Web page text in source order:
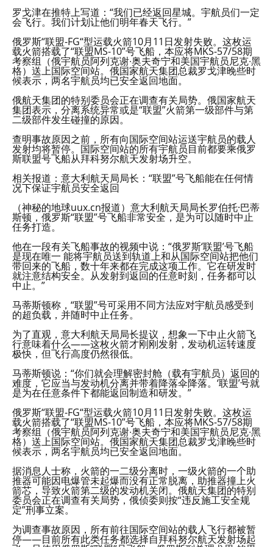
罗戈津在推特上写道：“我们已经返回星城。宇航员们一定
会飞行。我们计划让他们明年春天飞行。”
俄罗斯“联盟-FG“型运载火箭10月11日发射失败。这枚运
载火箭搭载了“联盟MS-10”号飞船，本应将MKS-57/58期
考察组（俄宇航员阿列克谢∙奥夫奇宁和美国宇航员尼克∙黑
格）送上国际空间站。俄国家航天集团总裁罗戈津晚些时
候表示，两名宇航员均已安全返回地面。
俄航天集团的特别委员会正在调查有关局势。俄国家航天
集团表示，分离系统异常或是“联盟”火箭第一级部件与第
二级部件发生碰撞的原因。
查明事故原因之前，所有向国际空间站运送宇航员的载人
发射均将暂停。国际空间站的所有宇航员目前都要乘俄罗
斯联盟号飞船从拜科努尔航天发射场升空。
相关报道：意大利航天局局长：“联盟”号飞船能在任何情
况下保证宇航员安全返回
（神秘的地球uux.cn报道）意大利航天局局长罗伯托·巴蒂
斯顿，俄罗斯“联盟”号飞船非常安全，是为可以随时中止
任务打造。
他在一段有关飞船事故的视频中说：“俄罗斯‘联盟’号飞船
是现在唯一 能将宇航员送到轨道上和从国际空间站把他们
带回来的飞船，数十年来都在完成这项工作。它在研发时
就注意结构安全。从发射到返回的任意时刻，任务都可以
中止。”
马蒂斯顿称，“联盟”号可采用不同方法应对宇航员感受到
的超负载，并随时中止任务。
为了直观，意大利航天局局长提议，想象一下中止火箭飞
行意味着什么——这枚火箭才刚刚发射，发动机运转速度
极快，但飞行高度仍然很低。
马蒂斯顿说：“你们就会理解密封舱（载有宇航员）返回的
难度，它应当与发动机分离并带着降落伞降落。‘联盟’号就
是为在任意条件下都能返回制造和研发。”
俄罗斯“联盟-FG“型运载火箭10月11日发射失败。这枚运
载火箭搭载了“联盟MS-10”号飞船，本应将MKS-57/58期
考察组（俄宇航员阿列克谢∙奥夫奇宁和美国宇航员尼克∙黑
格）送上国际空间站。俄国家航天集团总裁罗戈津晚些时
候表示，两名宇航员均已安全返回地面。
据消息人士称，火箭的一二级分离时，一级火箭的一个助
推器可能因电爆管未起爆而没有正常脱离，助推器撞上火
箭芯，导致火箭第二级的发动机关闭。俄航天集团的特别
委员会正在调查有关局势，俄侦委则按“违反施工安全规
定”刑事立案。
为调查事故原因，所有前往国际空间站的载人飞行都被暂
停——目前所有此类任务都选择自拜科努尔航天发射场起